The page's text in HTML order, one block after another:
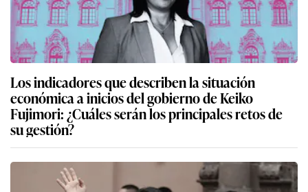
Los indicadores que describen la situación
económica a inicios del gobierno de Keiko
Fujimori: ¿Cuáles serán los principales retos de
su gestión?